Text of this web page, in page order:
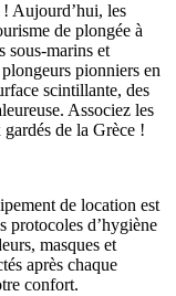
! Aujourd’hui, les
de plongée à
sous-marins et
pionniers en
scintillante, des
Associez les
de la Grèce !
de location est
protocoles d’hygiène
masques et
après chaque
confort.